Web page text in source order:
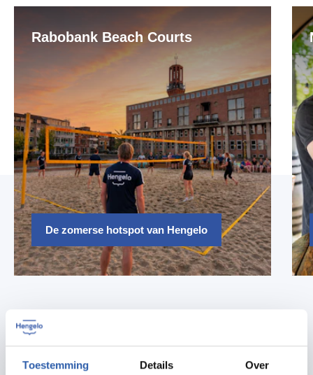
Toestemming Details Over
Rabobank Beach Courts
De zomerse hotspot van Hengelo